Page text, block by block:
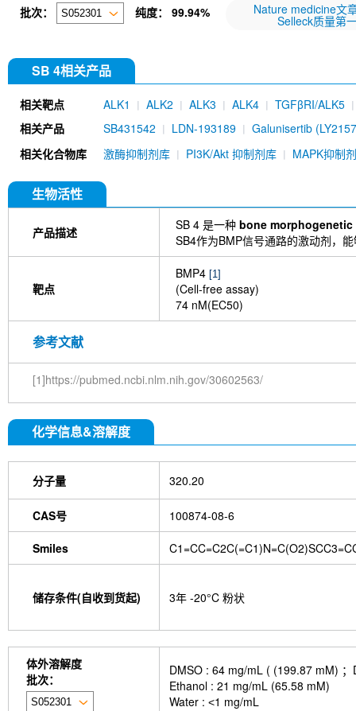
批次： 纯度： 99.94% Nature medicine文
Selleck质量第
SB 4相关产品
相关靶点 ALK1 ALK2 ALK3 ALK4
TGFβRI/ALK5
相关产品
SB431542 LDN-193189
Galunisertib
K02288
SD-208 SIS3 ITD-1
Kartogenin
TGF β1 Antibody (Rabbit mAb) [P22B16]
mAb) [M18H19]
Phospho-Smad2 (Ser255)
Garetosmab (Anti-INHBA / Activin A)
BMP4
相关化合物库 激酶抑制剂库 PI3K/Akt 抑制剂库 MAPK抑制
生物活性
产品描述 SB 4 是一种 bone
SB4作为BMP信号通路的激动剂，
靶点
BMP4 [1]
(Cell-free assay)
74 nM(EC50)
参考文献
[1]https://pubmed.ncbi.nlm.nih.gov/30602563/
化学信息&溶解度
分子量 320.20
CAS号 100874-08-6
Smiles
储存条件(自收到货起) 3年 -20°C 粉状
体外溶解度
批次：
DMSO : 64 mg/mL ( (199.87 mM)
Ethanol : 21 mg/mL (65.58 mM)
Water : ˂1 mg/mL